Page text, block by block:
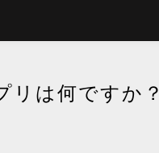
リは何ですか？